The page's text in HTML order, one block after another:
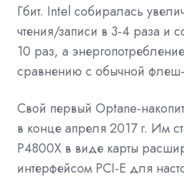
Гбит. Intel собиралась
чтения/записи в 3-4 раза и
10 раз, а
сравнению с обычной
Свой первый Optane-
в конце апреля 2017 г. Им
P4800X в виде карты
интерфейсом PCI-E для